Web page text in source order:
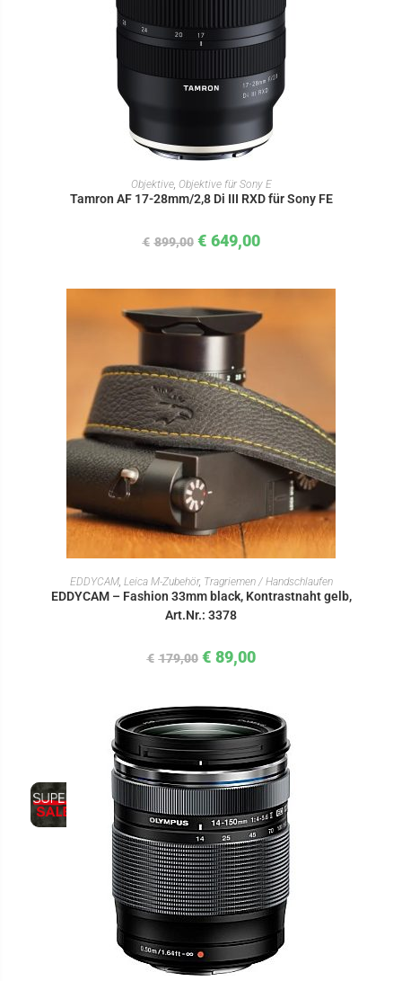
IN DEN WARENKORB
Objektive, Objektive für Sony E
Tamron AF 17-28mm/2,8 Di III RXD für Sony FE
€ 899,00 € 649,00
IN DEN WARENKORB
EDDYCAM, Leica M-Zubehör, Tragriemen / Handschlaufen
EDDYCAM – Fashion 33mm black, Kontrastnaht gelb,
Art.Nr.: 3378
€ 179,00 € 89,00